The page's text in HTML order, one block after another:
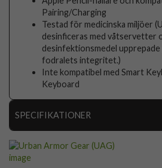
Pairing/Charging
Testad för medicinska miljöer
desinficeras med våtservetter
desinfektionsmedel
fodralets integritet.)
Inte kompatibel med Smart
Keyboard
SPECIFIKATIONER
Artikelnummer
Passar till